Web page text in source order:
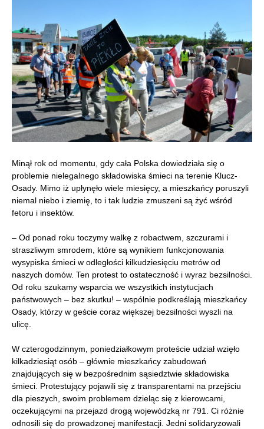
Minął rok od momentu, gdy cała Polska dowiedziała się o
problemie nielegalnego składowiska śmieci na terenie Klucz-
Osady. Mimo iż upłynęło wiele miesięcy, a mieszkańcy poruszyli
niemal niebo i ziemię, to i tak ludzie zmuszeni są żyć wśród
fetoru i insektów.
– Od ponad roku toczymy walkę z robactwem, szczurami i
straszliwym smrodem, które są wynikiem funkcjonowania
wysypiska śmieci w odległości kilkudziesięciu metrów od
naszych domów. Ten protest to ostateczność i wyraz bezsilności.
Od roku szukamy wsparcia we wszystkich instytucjach
państwowych – bez skutku! – wspólnie podkreślają mieszkańcy
Osady, którzy w geście coraz większej bezsilności wyszli na
ulicę.
W czterogodzinnym, poniedziałkowym proteście udział wzięło
kilkadziesiąt osób – głównie mieszkańcy zabudowań
znajdujących się w bezpośrednim sąsiedztwie składowiska
śmieci. Protestujący pojawili się z transparentami na przejściu
dla pieszych, swoim problemem dzieląc się z kierowcami,
oczekującymi na przejazd drogą wojewódzką nr 791. Ci różnie
odnosili się do prowadzonej manifestacji. Jedni solidaryzowali